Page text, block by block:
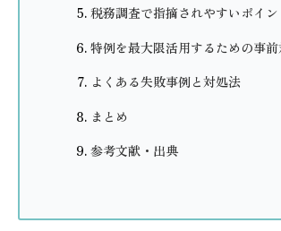
税務調査で指摘されやすいポイン
特例を最大限活用するための事前
よくある失敗事例と対処法
まとめ
参考文献・出典